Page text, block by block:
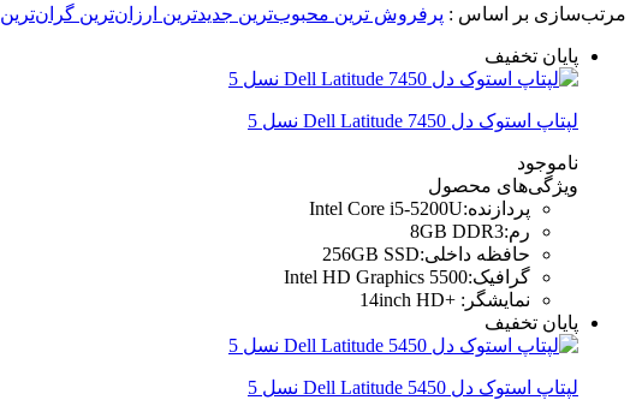
مرتب‌سازی بر اساس : پرفروش ترین محبوب‌ترین جدیدترین ارزان‌ترین گران‌ترین
پایان تخفیف
لپتاپ استوک دل Dell Latitude 7450 نسل 5
ناموجود
ویژگی‌های محصول
پردازنده:
Intel Core i5-5200U
رم:
8GB DDR3
حافظه داخلی:
256GB SSD
گرافیک:
Intel HD Graphics 5500
نمایشگر :
+14inch HD
پایان تخفیف
لپتاپ استوک دل Dell Latitude 5450 نسل 5